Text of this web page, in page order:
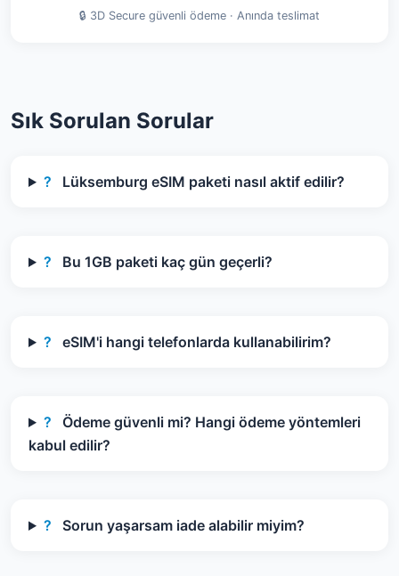
🔒 3D Secure güvenli ödeme · Anında teslimat
Sık Sorulan Sorular
? Lüksemburg eSIM paketi nasıl aktif edilir?
? Bu 1GB paketi kaç gün geçerli?
? eSIM'i hangi telefonlarda kullanabilirim?
?
Ödeme güvenli mi? Hangi ödeme yöntemleri
kabul edilir?
? Sorun yaşarsam iade alabilir miyim?